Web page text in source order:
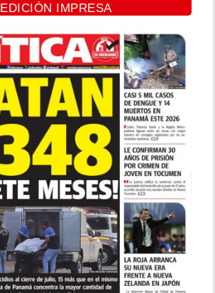
EDICIÓN IMPRESA